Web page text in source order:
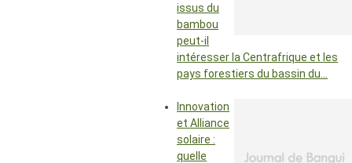
issus du
bambou
peut-il
intéresser la Centrafrique et les
pays forestiers du bassin du…
Innovation
et Alliance
solaire :
quelle